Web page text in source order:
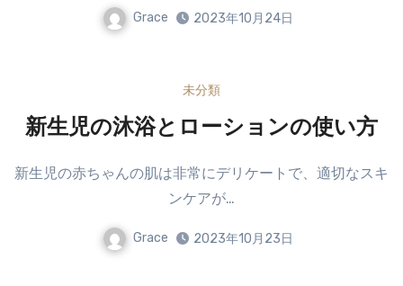
Grace 2023年10月24日
未分類
新生児の沐浴とローションの使い方
新生児の赤ちゃんの肌は非常にデリケートで、適切なスキ
ンケアが…
Grace 2023年10月23日